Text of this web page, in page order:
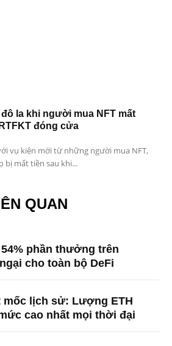
la khi người mua NFT mất
đóng cửa
vụ kiện mới từ những người mua NFT,
bị mất tiền sau khi...
QUAN
phần thưởng trên
cho toàn bộ DeFi
mốc lịch sử: Lượng ETH
cao nhất mọi thời đại